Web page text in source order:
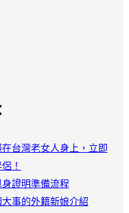
台灣老女人身上，立即
！
證明準備流程
事的外籍新娘介紹